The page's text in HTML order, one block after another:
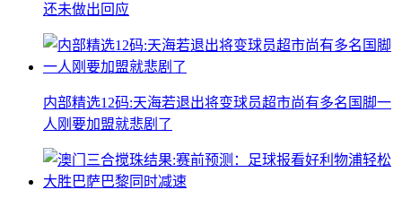
还未做出回应
内部精选12码:天海若退出将变球员超市尚有多名国脚一
人刚要加盟就悲剧了